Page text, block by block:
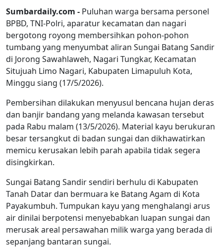
Sumbardaily.com - Puluhan warga bersama personel
BPBD, TNI-Polri, aparatur kecamatan dan nagari
bergotong royong membersihkan pohon-pohon
tumbang yang menyumbat aliran Sungai Batang Sandir
di Jorong Sawahlaweh, Nagari Tungkar, Kecamatan
Situjuah Limo Nagari, Kabupaten Limapuluh Kota,
Minggu siang (17/5/2026).
Pembersihan dilakukan menyusul bencana hujan deras
dan banjir bandang yang melanda kawasan tersebut
pada Rabu malam (13/5/2026). Material kayu berukuran
besar tersangkut di badan sungai dan dikhawatirkan
memicu kerusakan lebih parah apabila tidak segera
disingkirkan.
Sungai Batang Sandir sendiri berhulu di Kabupaten
Tanah Datar dan bermuara ke Batang Agam di Kota
Payakumbuh. Tumpukan kayu yang menghalangi arus
air dinilai berpotensi menyebabkan luapan sungai dan
merusak areal persawahan milik warga yang berada di
sepanjang bantaran sungai.